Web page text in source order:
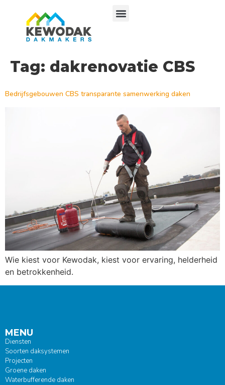
Tag: dakrenovatie CBS
Bedrijfsgebouwen CBS transparante samenwerking daken
Wie kiest voor Kewodak, kiest voor ervaring, helderheid
en betrokkenheid.
MENU
Diensten
Soorten daksystemen
Projecten
Groene daken
Waterbufferende daken